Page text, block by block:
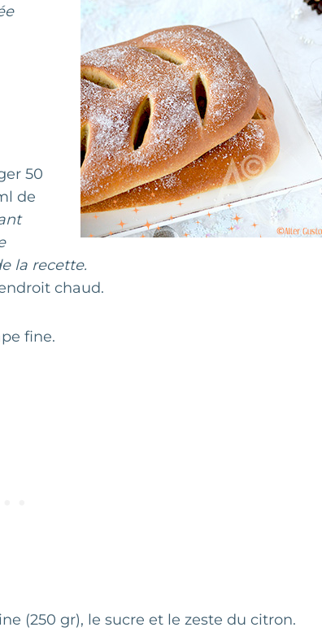
50
de
la recette.
chaud.
fine.
(250 gr), le sucre et le zeste du citron.